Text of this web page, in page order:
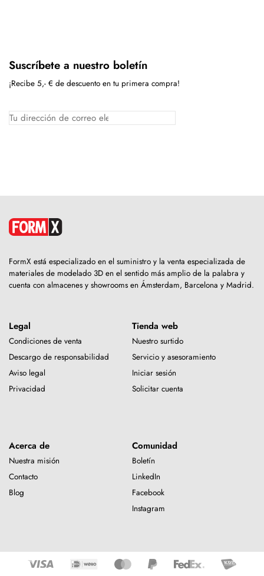
Suscríbete a nuestro boletín
¡Recibe 5,- € de descuento en tu primera compra!
FormX está especializado en el suministro y la venta especializada de
materiales de modelado 3D en el sentido más amplio de la palabra y
cuenta con almacenes y showrooms en Ámsterdam, Barcelona y Madrid.
Legal
Condiciones de venta
Descargo de responsabilidad
Aviso legal
Privacidad
Tienda web
Nuestro surtido
Servicio y asesoramiento
Iniciar sesión
Solicitar cuenta
Acerca de
Nuestra misión
Contacto
Blog
Comunidad
Boletín
LinkedIn
Facebook
Instagram